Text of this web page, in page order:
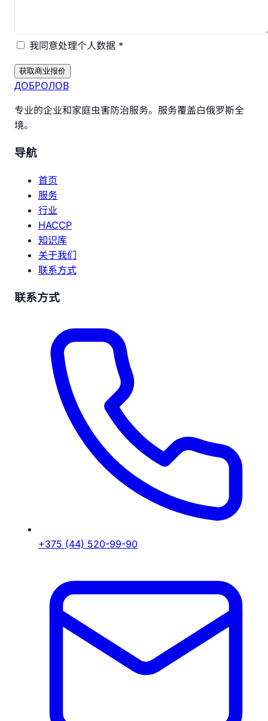
我同意处理个人数据 *
获取商业报价
ДОБРОЛОВ
专业的企业和家庭虫害防治服务。服务覆盖白俄罗斯全
境。
导航
首页
服务
行业
HACCP
知识库
关于我们
联系方式
联系方式
+375 (44) 520-99-90